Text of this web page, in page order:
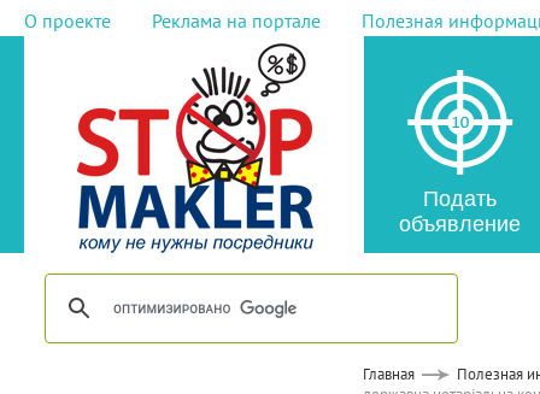
О проекте Реклама на портале Полезная
Подать
объявление
Главная
Полезная